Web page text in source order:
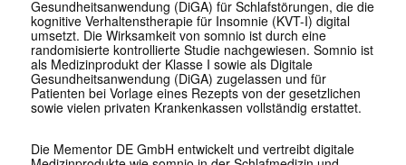
Gesundheitsanwendung (DiGA) für Schlafstörungen, die die
kognitive Verhaltenstherapie für Insomnie (KVT-I) digital
umsetzt. Die Wirksamkeit von somnio ist durch eine
randomisierte kontrollierte Studie nachgewiesen. Somnio ist
als Medizinprodukt der Klasse I sowie als Digitale
Gesundheitsanwendung (DiGA) zugelassen und für
Patienten bei Vorlage eines Rezepts von der gesetzlichen
sowie vielen privaten Krankenkassen vollständig erstattet.
Die Mementor DE GmbH entwickelt und vertreibt digitale